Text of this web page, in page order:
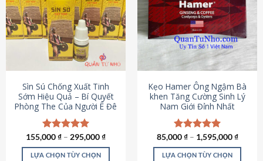
thể.
Các
tùy
chọn
có
thể
được
chọn
trên
trang
sản
phẩm
Sìn Sú Chống Xuất Tinh
Sớm Hiệu Quả – Bí Quyết
Phòng The Của Người Ê Đê
Được xếp
hạng4.95
5 sao
155,000₫ – 295,000₫
LỰA CHỌN TÙY CHỌN
Kẹo Hamer Ông Ngậm Bà
khen Tăng Cường Sinh Lý
Nam Giới Đỉnh Nhất
Được xếp
hạng5.00
5 sao
85,000₫– 1,595,000₫
LỰA CHỌN TÙY CHỌN